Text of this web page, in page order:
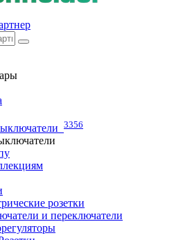
3356
розетки
и переключатели